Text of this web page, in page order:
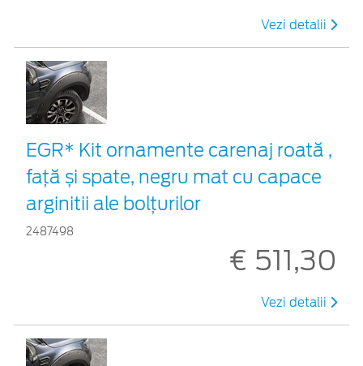
Vezi detalii
EGR* Kit ornamente carenaj roată ,
față și spate, negru mat cu capace
arginitii ale bolțurilor
2487498
€ 511,30
Vezi detalii